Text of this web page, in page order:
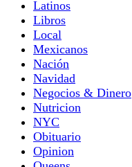
Latinos
Libros
Local
Mexicanos
Nación
Navidad
Negocios & Dinero
Nutricion
NYC
Obituario
Opinion